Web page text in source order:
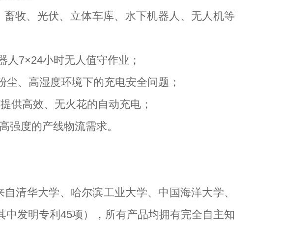
牧、光伏、立体车库、水下机器人、无人机等
7×24小时无人值守作业；
、高湿度环境下的充电安全问题；
供高效、无火花的自动充电；
强度的产线物流需求。
清华大学、哈尔滨工业大学、中国海洋大学、
发明专利45项），所有产品均拥有完全自主知